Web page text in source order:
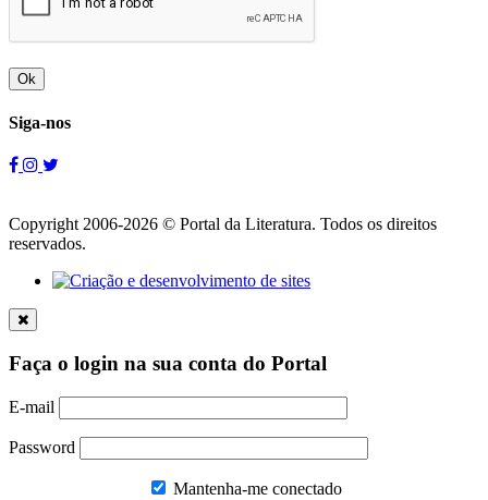
Ok
Siga-nos
Copyright 2006-2026 © Portal da Literatura. Todos os direitos
reservados.
Faça o login na sua conta do Portal
E-mail
Password
Mantenha-me conectado